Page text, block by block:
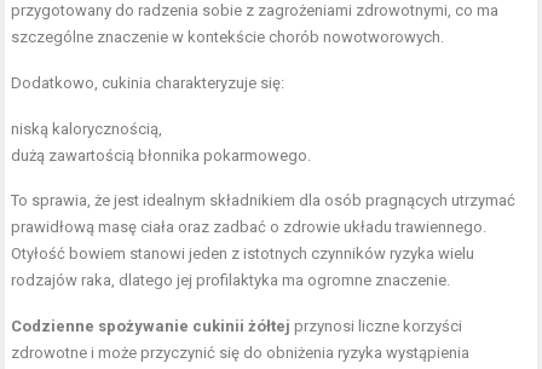
przygotowany do radzenia sobie z zagrożeniami zdrowotnymi, co ma
szczególne znaczenie w kontekście chorób nowotworowych.
Dodatkowo, cukinia charakteryzuje się:
niską kalorycznością,
dużą zawartością błonnika pokarmowego.
To sprawia, że jest idealnym składnikiem dla osób pragnących utrzymać
prawidłową masę ciała oraz zadbać o zdrowie układu trawiennego.
Otyłość bowiem stanowi jeden z istotnych czynników ryzyka wielu
rodzajów raka, dlatego jej profilaktyka ma ogromne znaczenie.
Codzienne spożywanie cukinii żółtej przynosi liczne korzyści
zdrowotne i może przyczynić się do obniżenia ryzyka wystąpienia